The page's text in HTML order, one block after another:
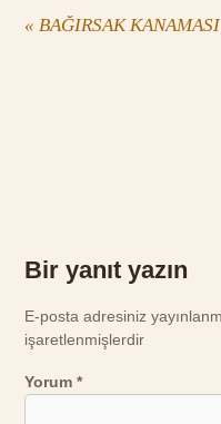
« BAĞIRSAK KANAMASI
Bir yanıt yazın
E-posta adresiniz
işaretlenmişlerdir
Yorum*